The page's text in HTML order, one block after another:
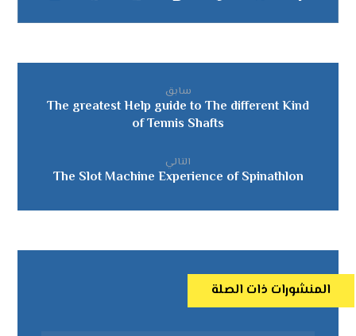
سابق
The greatest Help guide to The different Kind
of Tennis Shafts
التالي
The Slot Machine Experience of Spinathlon
المنشورات ذات الصلة